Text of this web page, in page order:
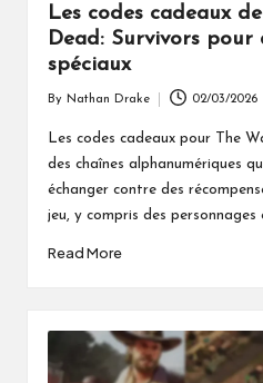
Les codes cadeaux
Dead: Survivors pour
spéciaux
by
By Nathan Drake 02/03/2026
Les codes cadeaux pour The
des chaînes alphanumériques
échanger contre des
jeu, y compris des personnages
Read More